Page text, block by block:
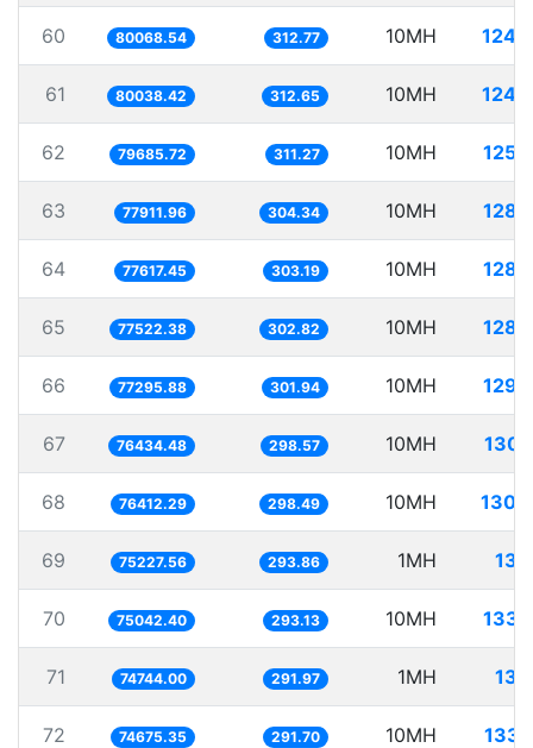
60 80068.54 312.77 10MH
61 80038.42 312.65 10MH
62 79685.72 311.27 10MH
63 77911.96 304.34 10MH
64 77617.45 303.19 10MH
65 77522.38 302.82 10MH
66 77295.88 301.94 10MH
67 76434.48 298.57 10MH
68 76412.29 298.49 10MH
69 75227.56 293.86 1MH
70 75042.40 293.13 10MH
71 74744.00 291.97 1MH
72 74675.35 291.70 10MH